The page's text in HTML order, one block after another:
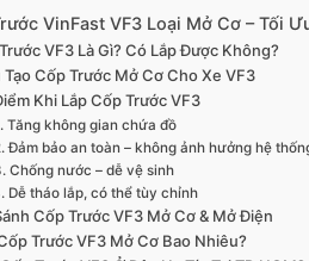
VinFast VF3 Loại Mở Cơ – Tối
Trước VF3 Là Gì? Có Lắp Được Không?
Tạo Cốp Trước Mở Cơ Cho Xe VF3
Khi Lắp Cốp Trước VF3
Tăng không gian chứa đồ
Đảm bảo an toàn – không ảnh hưởng hệ
Chống nước – dễ vệ sinh
Dễ tháo lắp, có thể tùy chỉnh
Cốp Trước VF3 Mở Cơ & Mở Điện
Trước VF3 Mở Cơ Bao Nhiêu?